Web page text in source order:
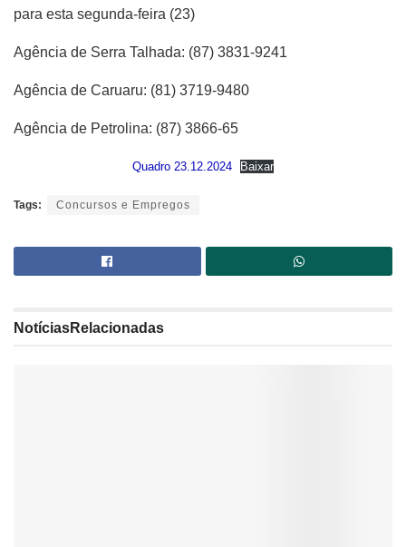
para esta segunda-feira (23)
Agência de Serra Talhada: (87) 3831-9241
Agência de Caruaru: (81) 3719-9480
Agência de Petrolina: (87) 3866-65
Quadro 23.12.2024 Baixar
Tags: Concursos e Empregos
NotíciasRelacionadas